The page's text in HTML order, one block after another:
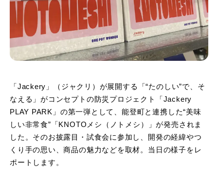
「Jackery」（ジャクリ）が展開する「“たのしい”で、そ
なえる」がコンセプトの防災プロジェクト「Jackery
PLAY PARK」の第一弾として、能登町と連携した“美味
しい非常食”「KNOTOメシ（ノトメシ）」が発売されま
した。そのお披露目・試食会に参加し、開発の経緯やつ
くり手の思い、商品の魅力などを取材。当日の様子をレ
ポートします。